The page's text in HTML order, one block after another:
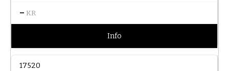
– KR
Info
17520